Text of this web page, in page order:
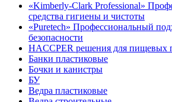
«Kimberly-Clark Professional»
средства гигиены и чистоты
«Puretech» Профессиональный
безопасности
HACCPER решения для пищевых
Банки пластиковые
Бочки и канистры
БУ
Ведра пластиковые